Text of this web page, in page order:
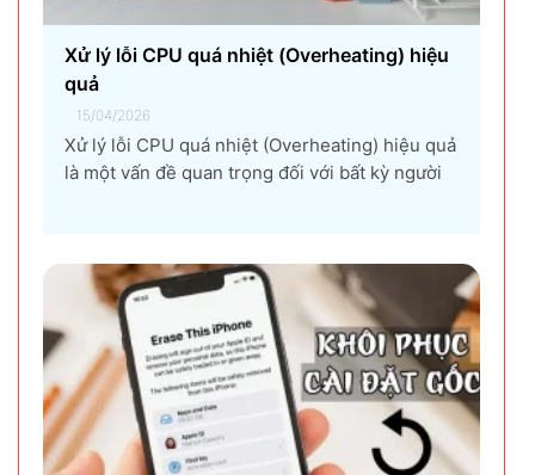
Xử lý lỗi CPU quá nhiệt (Overheating) hiệu
quả
15/04/2026
Xử lý lỗi CPU quá nhiệt (Overheating) hiệu quả
là một vấn đề quan trọng đối với bất kỳ người
gây ra...